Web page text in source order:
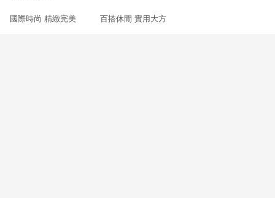
3. 訂單回饋金額將扣除運費/購物金/超贈點/福利金/紅利折抵/折
國際時尚 精緻完美 百搭休閒 實用大方